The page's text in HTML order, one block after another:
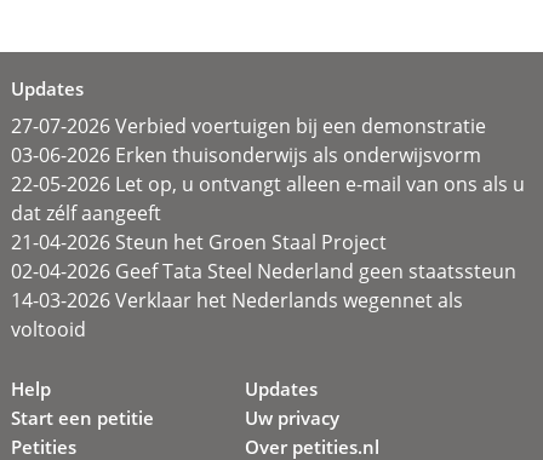
Updates
27-07-2026 Verbied voertuigen bij een demonstratie
03-06-2026 Erken thuisonderwijs als onderwijsvorm
22-05-2026 Let op, u ontvangt alleen e-mail van ons als u
dat zélf aangeeft
21-04-2026 Steun het Groen Staal Project
02-04-2026 Geef Tata Steel Nederland geen staatssteun
14-03-2026 Verklaar het Nederlands wegennet als
voltooid
Help
Start een petitie
Petities
Updates
Uw privacy
Over petities.nl